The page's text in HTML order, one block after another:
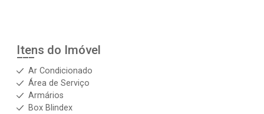
Itens do Imóvel
Ar Condicionado
Área de Serviço
Armários
Box Blindex